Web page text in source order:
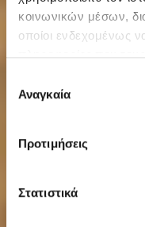
κοινωνικών μέσων,
οποίοι ενδεχομένως
των υπηρεσιών τους.
συγκατάθεσης
Αναγκαία
Προτιμήσεις
Στατιστικά